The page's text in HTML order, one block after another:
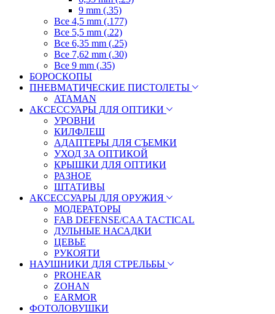
9 mm (.35)
Все 4,5 mm (.177)
Все 5,5 mm (.22)
Все 6,35 mm (.25)
Все 7,62 mm (.30)
Все 9 mm (.35)
БОРОСКОПЫ
ПНЕВМАТИЧЕСКИЕ ПИСТОЛЕТЫ
ATAMAN
АКСЕССУАРЫ ДЛЯ ОПТИКИ
УРОВНИ
КИЛФЛЕШ
АДАПТЕРЫ ДЛЯ СЪЕМКИ
УХОД ЗА ОПТИКОЙ
КРЫШКИ ДЛЯ ОПТИКИ
РАЗНОЕ
ШТАТИВЫ
АКСЕССУАРЫ ДЛЯ ОРУЖИЯ
МОДЕРАТОРЫ
FAB DEFENSE/CAA TACTICAL
ДУЛЬНЫЕ НАСАДКИ
ЦЕВЬЕ
РУКОЯТИ
НАУШНИКИ ДЛЯ СТРЕЛЬБЫ
PROHEAR
ZOHAN
EARMOR
ФОТОЛОВУШКИ